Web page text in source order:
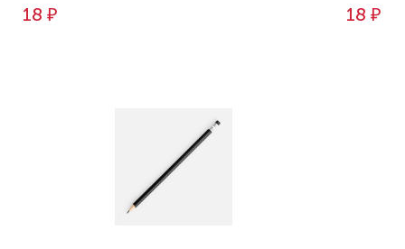
18 ₽ 18 ₽